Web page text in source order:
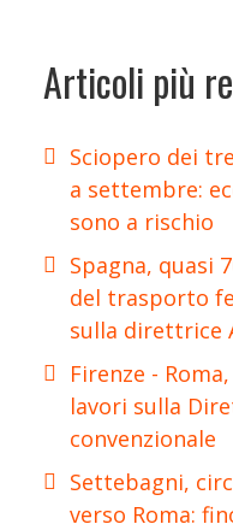
Articoli più
Sciopero dei
a settembre:
sono a rischio
Spagna, quasi
del trasporto
sulla direttrice
Firenze -
lavori sulla
convenzionale
Settebagni,
verso Roma: